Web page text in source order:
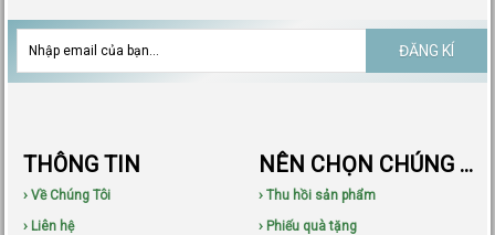
ĐĂNG KÍ
THÔNG TIN
› Về Chúng Tôi
› Liên hệ
NÊN CHỌN CHÚNG TÔI
› Thu hồi sản phẩm
› Phiếu quà tặng